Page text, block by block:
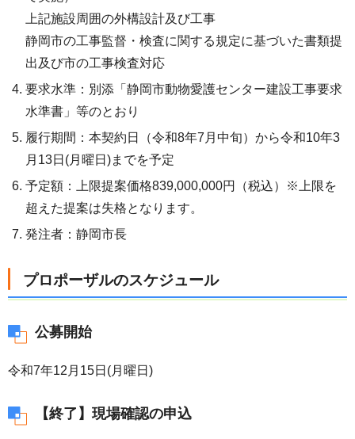
上記施設周囲の外構設計及び工事
静岡市の工事監督・検査に関する規定に基づいた書類提
出及び市の工事検査対応
要求水準：別添「静岡市動物愛護センター建設工事要求
水準書」等のとおり
履行期間：本契約日（令和8年7月中旬）から令和10年3
月13日(月曜日)までを予定
予定額：上限提案価格839,000,000円（税込）※上限を
超えた提案は失格となります。
発注者：静岡市長
プロポーザルのスケジュール
公募開始
令和7年12月15日(月曜日)
【終了】現場確認の申込